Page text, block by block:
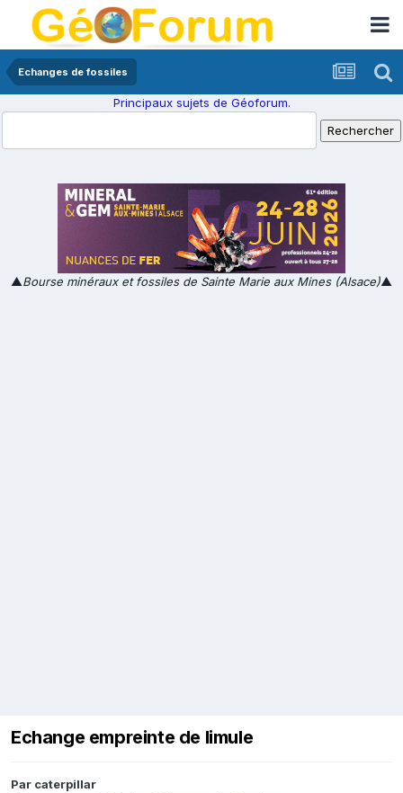
Echanges de fossiles
Principaux sujets de Géoforum.
▲Bourse minéraux et fossiles de Sainte Marie aux Mines (Alsace)▲
Echange empreinte de limule
Par caterpillar